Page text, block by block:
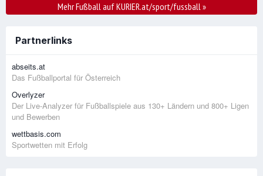
Mehr Fußball auf KURIER.at/sport/fussball»
Partnerlinks
abseits.at
Das Fußballportal für Österreich
Overlyzer
Der Live-Analyzer für Fußballspiele aus 130+ Ländern und 800+ Ligen
und Bewerben
wettbasis.com
Sportwetten mit Erfolg